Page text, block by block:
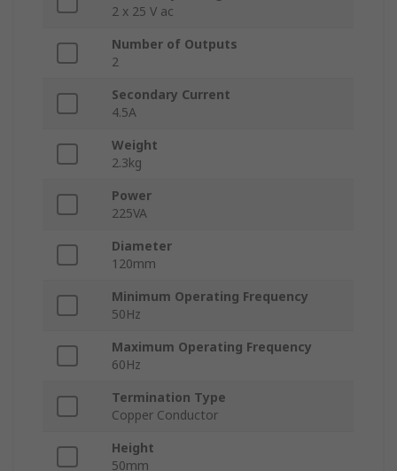
2 x 25 V ac
Number of Outputs
2
Secondary Current
4.5A
Weight
2.3kg
Power
225VA
Diameter
120mm
Minimum Operating Frequency
50Hz
Maximum Operating Frequency
60Hz
Termination Type
Copper Conductor
Height
50mm